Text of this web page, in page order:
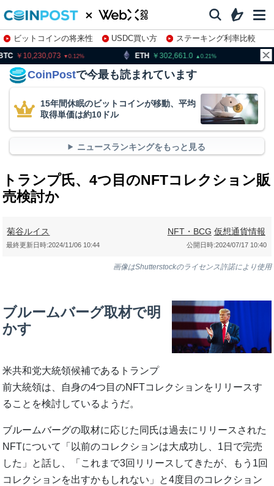
ビットコインの将来性 USDC買い方
ステーキング利率比較
株特集・関連銘柄
0.12 302,661.0 0.21
CoinPostで今最も読まれています
15年間休眠のビットコインが移動、平均
取得単価は約10ドル
ニュースランキングをもっと見る
トランプ氏、4つ目のNFTコレクション販
売検討か
菊谷ルイス NFT・BCG 仮想通貨情報
公開日時:2024/07/17 10:40
最終更新日時:2024/11/06 10:44
画像はShutterstockのライセンス許諾により使用
ブルームバーグ取材で明
かす
米共和党大統領候補であるトランプ
前大統領は、自身の4つ目のNFTコレクションをリリースす
ることを検討しているようだ。
ブルームバーグの取材に応じた同氏は過去にリリースされた
NFTについて「以前のコレクションは大成功し、1日で完売
した」と話し、「これまで3回リリースしてきたが、もう1回
コレクションを出すかもしれない」と4度目のコレクション